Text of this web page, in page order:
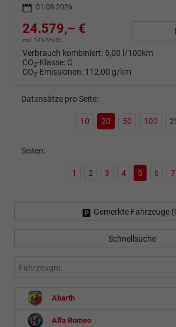
01.08.2026
24.579,– €
incl. 19% MwSt.
Verbrauch kombiniert: 5,00 l/100km
CO2-Klasse: C
CO2-Emissionen: 112,00 g/km
Datensätze pro Seite:
10 20 50 100
Seiten:
1 2 3 4 5 6 7
Gemerkte Fahrzeuge (
Schnellsuche
Fahrzeugnr.
Abarth
Alfa Romeo